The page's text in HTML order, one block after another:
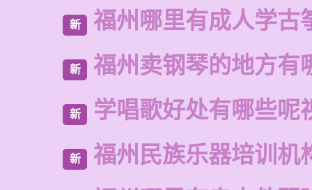
新 福州哪里有成人学古
新 福州卖钢琴的地方有
新 学唱歌好处有哪些呢
新 福州民族乐器培训机